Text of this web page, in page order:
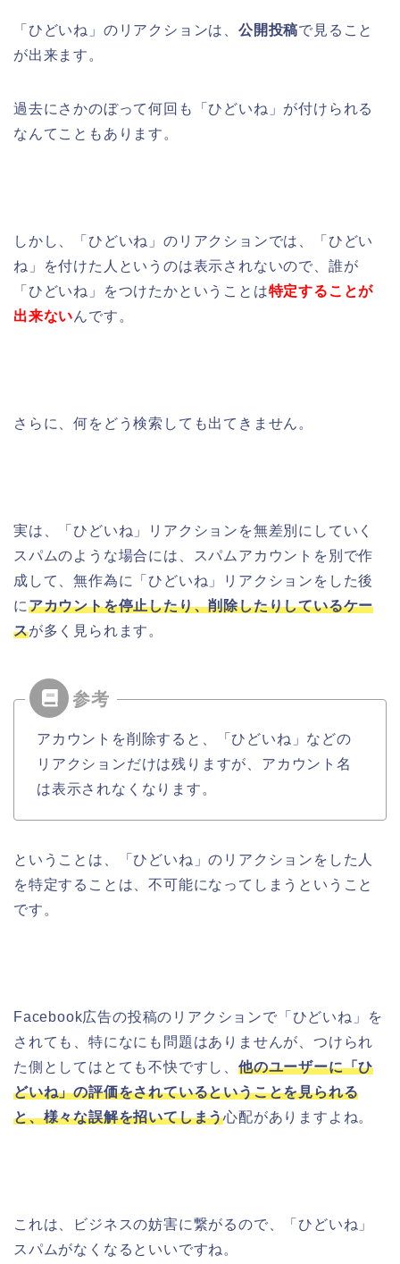
「ひどいね」のリアクションは、 公開投稿で見ること
が出来ます。
過去にさかのぼって何回も「ひどいね」が付けられる
なんてこともあります。
しかし、「ひどいね」のリアクションでは、「ひどい
ね」を付けた人というのは表示されないので、誰が
「ひどいね」をつけたかということは特定することが
出来ないんです。
さらに、何をどう検索しても出てきません。
実は、「ひどいね」リアクションを無差別にしていく
スパムのような場合には、スパムアカウントを別で作
成して、無作為に「ひどいね」リアクションをした後
にアカウントを停止したり、削除したりしているケー
スが多く見られます。
アカウントを削除すると、「ひどいね」などの
リアクションだけは残りますが、アカウント名
は表示されなくなります。
ということは、「ひどいね」のリアクションをした人
を特定することは、不可能になってしまうということ
です。
Facebook広告の投稿のリアクションで「ひどいね」を
されても、特になにも問題はありませんが、つけられ
た側としてはとても不快ですし、 他のユーザーに「ひ
どいね」の評価をされているということを見られる
と、様々な誤解を招いてしまう心配がありますよね。
これは、ビジネスの妨害に繋がるので、「ひどいね」
スパムがなくなるといいですね。